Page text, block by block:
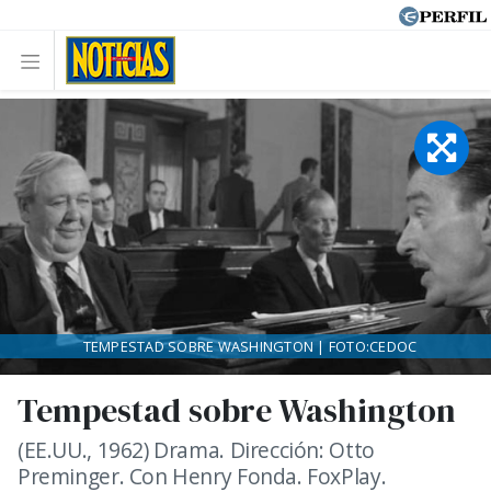
Tempestad sobre Washington
(EE.UU., 1962) Drama. Dirección: Otto
Preminger. Con Henry Fonda. FoxPlay.
TEMPESTAD SOBRE WASHINGTON | FOTO:CEDOC